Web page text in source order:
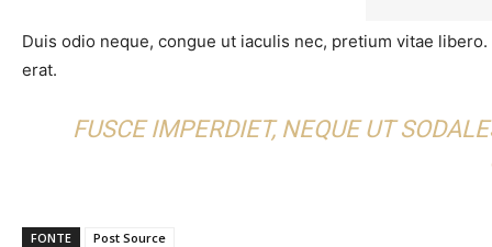
Duis odio neque, congue ut iaculis nec, pretium vitae
erat.
FUSCE IMPERDIET, NEQUE UT
FONTE
Post Source